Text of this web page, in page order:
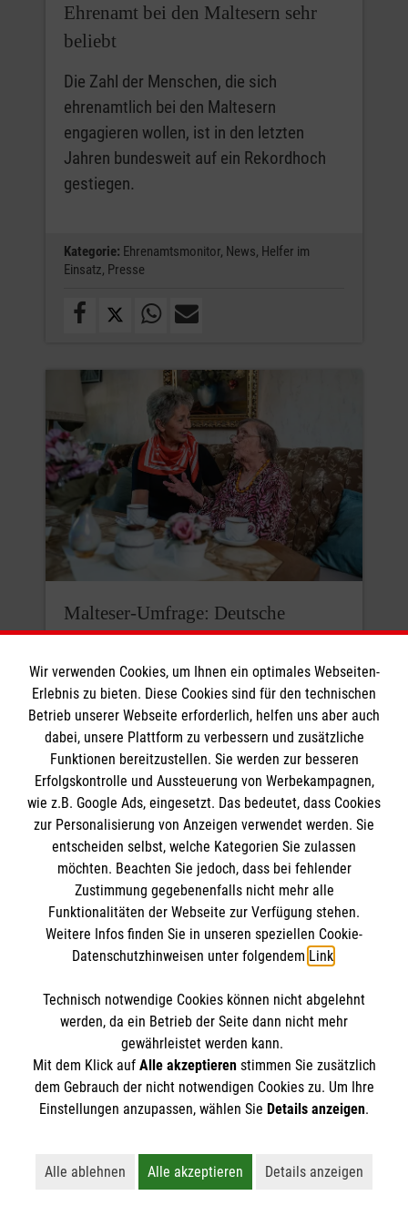
Ehrenamt bei den Maltesern sehr
beliebt
Die Zahl der Menschen, die sich
ehrenamtlich bei den Maltesern
engagieren wollen, ist in den letzten
Jahren bundesweit auf ein Rekordhoch
gestiegen.
Kategorie: Ehrenamtsmonitor, News, Helfer im
Einsatz, Presse
Malteser-Umfrage: Deutsche
rechnen mit mehr Armut und
Einsamkeit
Die meisten Menschen in Deutschland
sind davon überzeugt, dass Armut und
Einsamkeit hierzulande zunehmen
werden. Mehr als die Hälfte der
Deutschen…
Ehrenamtsmonitor, News
Wir verwenden Cookies, um Ihnen ein optimales Webseiten-
Erlebnis zu bieten. Diese Cookies sind für den technischen
Betrieb unserer Webseite erforderlich, helfen uns aber auch
dabei, unsere Plattform zu verbessern und zusätzliche
Funktionen bereitzustellen. Sie werden zur besseren
Erfolgskontrolle und Aussteuerung von Werbekampagnen,
wie z.B. Google Ads, eingesetzt. Das bedeutet, dass Cookies
zur Personalisierung von Anzeigen verwendet werden. Sie
entscheiden selbst, welche Kategorien Sie zulassen
möchten. Beachten Sie jedoch, dass bei fehlender
Zustimmung gegebenenfalls nicht mehr alle
Funktionalitäten der Webseite zur Verfügung stehen.
Weitere Infos finden Sie in unseren speziellen Cookie-
Datenschutzhinweisen unter folgendem Link.
Technisch notwendige Cookies können nicht abgelehnt
werden, da ein Betrieb der Seite dann nicht mehr
gewährleistet werden kann.
Mit dem Klick auf Alle akzeptierenstimmen Sie zusätzlich
dem Gebrauch der nicht notwendigen Cookies zu. Um Ihre
Einstellungen anzupassen, wählen Sie Details anzeigen.
Alle ablehnen
Lehnt alle nicht-essentiellen Cookies ab
Alle akzeptieren
Akzeptiert alle Cookies
Details anzeigen